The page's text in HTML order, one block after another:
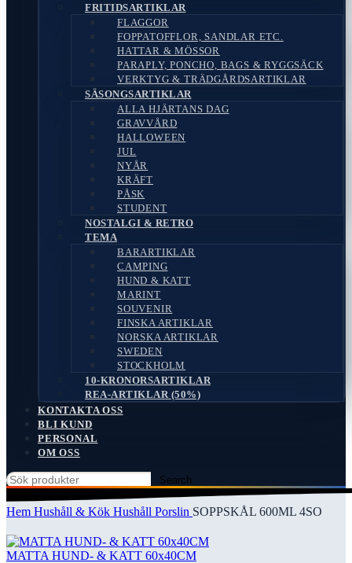
FRITIDSARTIKLAR
FLAGGOR
FOPPATOFFLOR, SANDLAR ETC.
HATTAR & MÖSSOR
PARAPLY, PONCHO, BAGS & RYGGSÄCK
VERKTYG & TRÄDGÅRDSARTIKLAR
SÄSONGSARTIKLAR
ALLA HJÄRTANS DAG
GRAVVÅRD
HALLOWEEN
JUL
NYÅR
KRÄFT
PÅSK
STUDENT
NOSTALGI & RETRO
TEMA
BARARTIKLAR
CAMPING
HUND & KATT
MARINT
SOUVENIR
FINSKA ARTIKLAR
NORSKA ARTIKLAR
SWEDEN
STOCKHOLM
10-KRONORSARTIKLAR
REA-ARTIKLAR (50%)
KONTAKTA OSS
BLI KUND
PERSONAL
OM OSS
Search
Hem Hushåll & Kök Hushåll Porslin SOPPSKÅL 600ML 4SO
MATTA HUND- & KATT 60x40CM